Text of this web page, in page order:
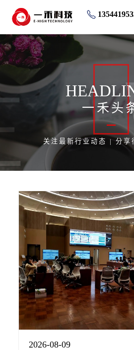
一禾头
关注最新行业动态 | 分享
2026-08-09